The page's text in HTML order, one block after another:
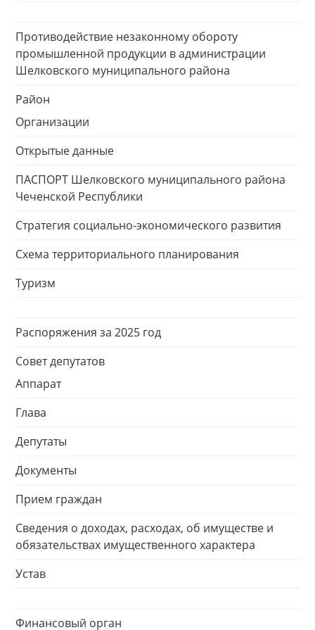
Противодействие незаконному обороту
промышленной продукции в администрации
Шелковского муниципального района
Район
Организации
Открытые данные
ПАСПОРТ Шелковского муниципального района
Чеченской Республики
Стратегия социально-экономического развития
Схема территориального планирования
Туризм
Распоряжения за 2025 год
Совет депутатов
Аппарат
Глава
Депутаты
Документы
Прием граждан
Сведения о доходах, расходах, об имуществе и
обязательствах имущественного характера
Устав
Финансовый орган